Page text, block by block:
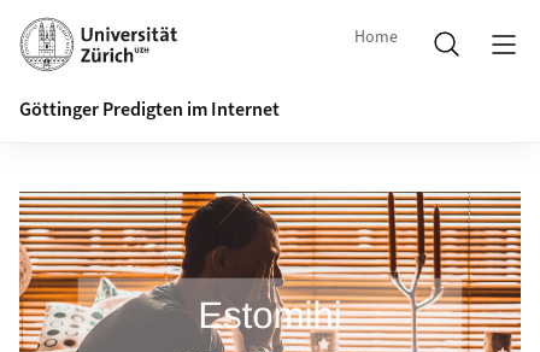
Home
Göttinger Predigten im Internet